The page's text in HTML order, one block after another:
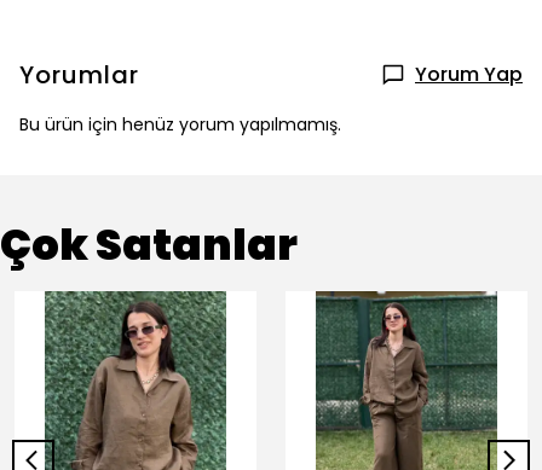
Yorumlar Yorum Yap
Bu ürün için henüz yorum yapılmamış.
Çok Satanlar